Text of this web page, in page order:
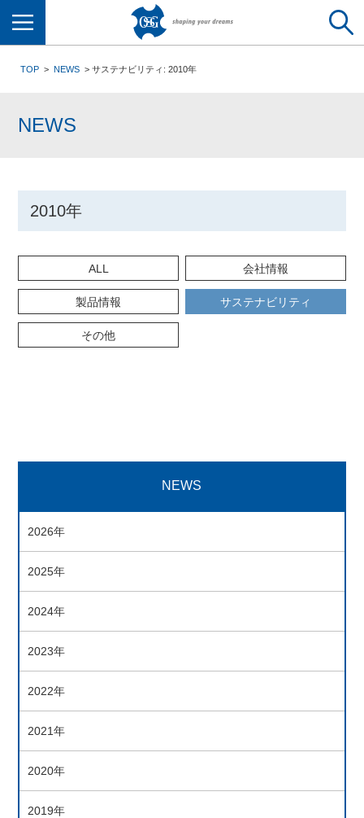
TOP NEWS サステナビリティ: 2010年
NEWS
2010年
ALL 会社情報
製品情報 サステナビリティ
その他
NEWS
2026年
2025年
2024年
2023年
2022年
2021年
2020年
2019年